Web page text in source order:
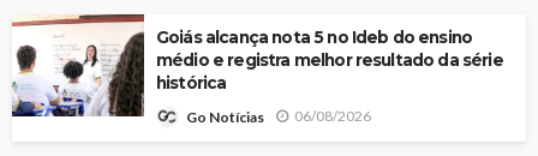
Goiás alcança nota 5 no Ideb do ensino
médio e registra melhor resultado da série
histórica
Go Notícias 06/08/2026